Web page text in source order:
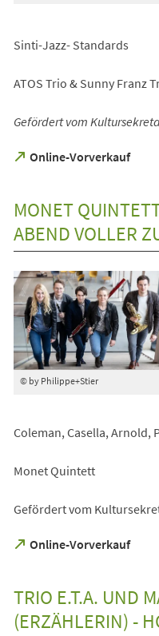
Sinti-Jazz- Standards
ATOS Trio & Sunny Franz
Gefördert vom
Online-Vorverkauf
(Öffnet
neuen
Tab)
MONET
ABEND VOLLER
© by Philippe+Stier
Coleman, Casella, Arnold,
Monet Quintett
Gefördert vom
Online-Vorverkauf
(Öffnet
neuen
Tab)
TRIO E.T.A. UND
(ERZÄHLERIN) -